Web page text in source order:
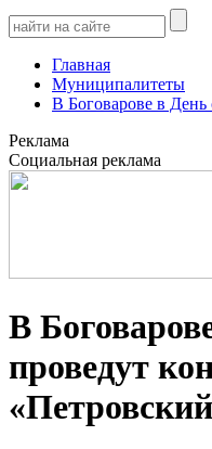
Главная
Муниципалитеты
В Боговарове в День
Реклама
Социальная реклама
В
проведут